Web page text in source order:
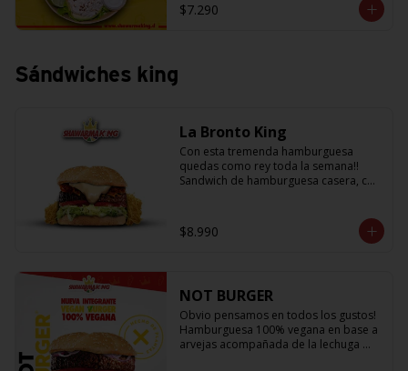
$7.290
Sándwiches king
La Bronto King
Con esta tremenda hamburguesa
quedas como rey toda la semana!!
Sandwich de hamburguesa casera, con
queso fundido, crujientes papitas hilo
y salsa king... Uff es pero ¡E-X-Q-U-I-S-I-
$8.990
NOT BURGER
Obvio pensamos en todos los gustos!
Hamburguesa 100% vegana en base a
arvejas acompañada de la lechuga